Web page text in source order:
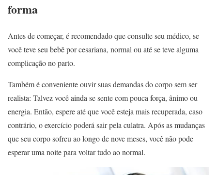
forma
Antes de começar, é recomendado que consulte seu médico, se
você teve seu bebê por cesariana, normal ou até se teve alguma
complicação no parto.
Também é conveniente ouvir suas demandas do corpo sem ser
realista: Talvez você ainda se sente com pouca força, ânimo ou
energia. Então, espere até que você esteja mais recuperada, caso
contrário, o exercício poderá sair pela culatra. Após as mudanças
que seu corpo sofreu ao longo de nove meses, você não pode
esperar uma noite para voltar tudo ao normal.